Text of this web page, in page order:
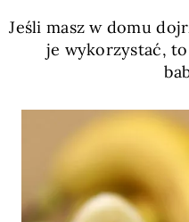
Jeśli masz w domu
je wykorzystać,